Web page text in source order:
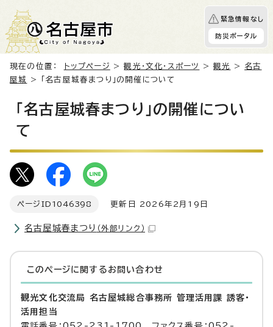
緊急情報なし
防災ポータル
現在の位置： トップページ >観光・文化・スポーツ >観光 > 名古
屋城
> 「名古屋城春まつり」の開催について
「名古屋城春まつり」の開催につい
て
ページID 1046398 更新日 2026年2月19日
名古屋城春まつり （外部リンク）
このページに関する お問い合わせ
観光文化交流局 名古屋城総合事務所 管理活用課 誘客・
活用担当